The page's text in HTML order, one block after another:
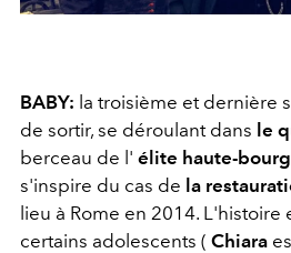
BABY: la troisième et dernière
de sortir, se déroulant dans le
berceau de l' élite haute-
s'inspire du cas de la
lieu à Rome en 2014. L'histoire
certains adolescents ( Chiara